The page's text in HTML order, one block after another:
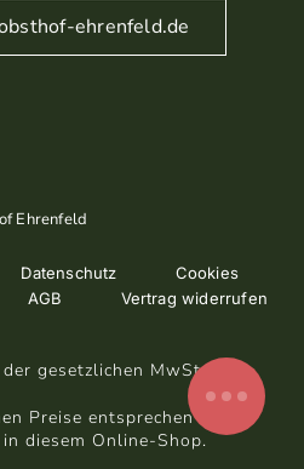
ehrenfeld.de
Ehrenfeld
Datenschutz
Cookies
AGB
Vertrag widerrufen
gesetzlichen MwSt.
Preise entsprechen dem
diesem Online-Shop.